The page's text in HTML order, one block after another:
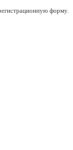
форму.